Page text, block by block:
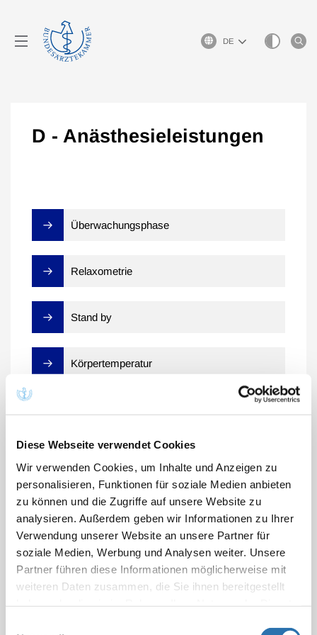
Diese Webseite verwendet Cookies
Wir verwenden Cookies, um Inhalte und Anzeigen zu
personalisieren, Funktionen für soziale Medien anbieten
zu können und die Zugriffe auf unsere Website zu
analysieren. Außerdem geben wir Informationen zu Ihrer
Verwendung unserer Website an unsere Partner für
soziale Medien, Werbung und Analysen weiter. Unsere
Partner führen diese Informationen möglicherweise mit
weiteren Daten zusammen, die Sie ihnen bereitgestellt
Sprachauswahl
D - Anästhesieleistungen
Überwachungsphase
Relaxometrie
Stand by
Körpertemperatur
Weitere
Abrechnungsempfehlungen
B - Grundleistungen
C - Sonderleistungen